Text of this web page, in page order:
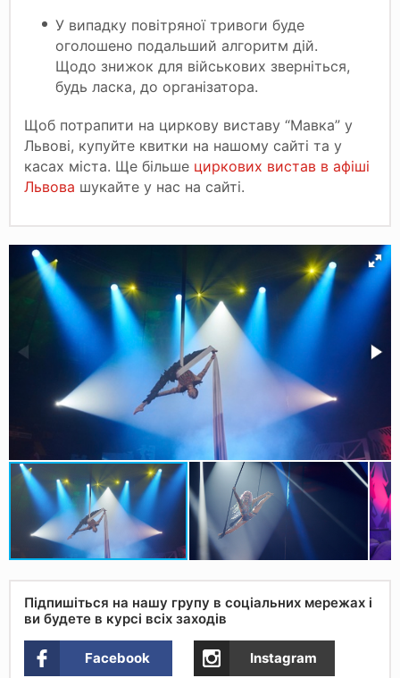
У випадку повітряної тривоги буде
оголошено подальший алгоритм дій.
Щодо знижок для військових зверніться,
будь ласка, до організатора.
Щоб потрапити на циркову виставу “Мавка” у
Львові, купуйте квитки на нашому сайті та у
касах міста. Ще більше циркових вистав в афіші
Львова шукайте у нас на сайті.
Підпишіться на нашу групу в соціальних мережах і
ви будете в курсі всіх заходів
Facebook Instagram